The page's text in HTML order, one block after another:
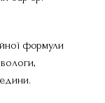
формули